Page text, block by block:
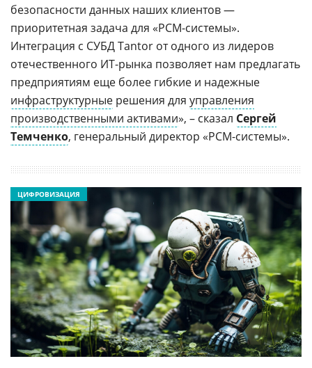
безопасности данных наших клиентов —
приоритетная задача для «РСМ-системы».
Интеграция с СУБД Tantor от одного из лидеров
отечественного ИТ-рынка позволяет нам предлагать
предприятиям еще более гибкие и надежные
инфраструктурные решения для управления
производственными активами», – сказал Сергей
Темченко, генеральный директор «РСМ-системы».
ЦИФРОВИЗАЦИЯ